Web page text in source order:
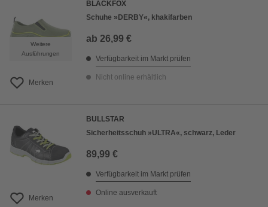
Weitere
Ausführungen
Merken
BLACKFOX
Schuhe »DERBY«, khakifarben
ab 26,99 €
Verfügbarkeit im Markt prüfen
Nicht online erhältlich
Merken
BULLSTAR
Sicherheitsschuh »ULTRA«, schwarz, Leder
89,99 €
Verfügbarkeit im Markt prüfen
Online ausverkauft